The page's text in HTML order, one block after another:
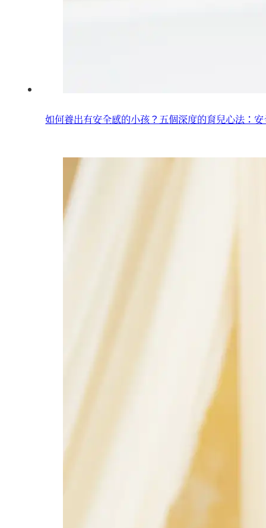
如何養出有安全感的小孩？五個深度的育兒心法：